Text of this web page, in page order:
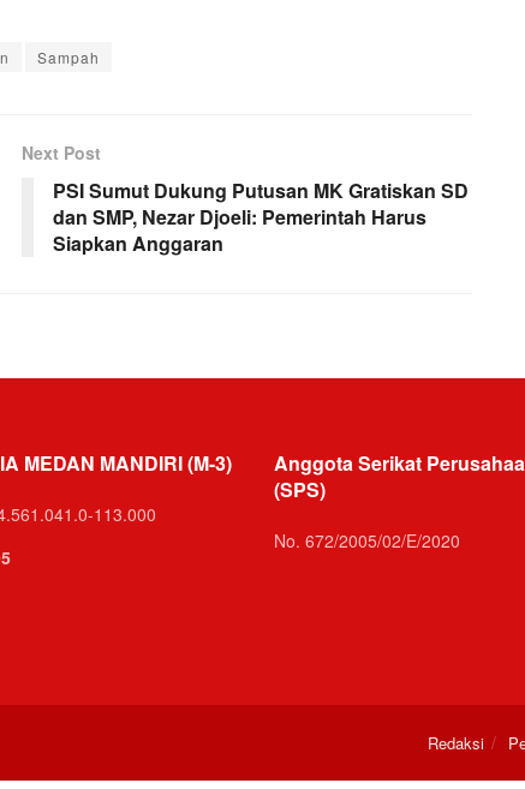
Sampah
Next Post
PSI Sumut Dukung Putusan MK Gratiskan SD
dan SMP, Nezar Djoeli: Pemerintah Harus
Siapkan Anggaran
MEDAN MANDIRI (M-3)
113.000
Anggota Serikat
(SPS)
No. 672/2005/02/E/2020
Redaksi